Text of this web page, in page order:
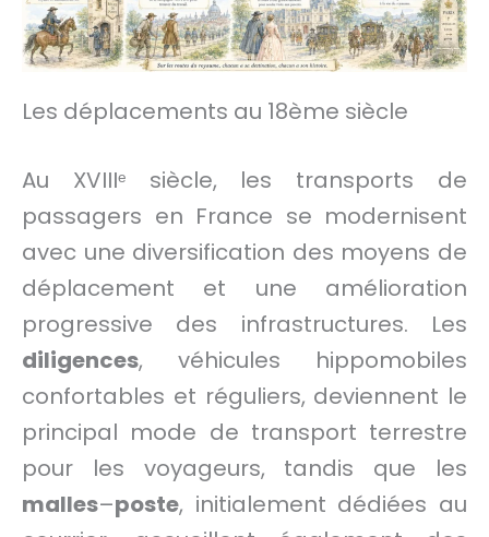
Les déplacements au 18ème siècle
Au XVIIIᵉ siècle, les transports de
passagers en France se modernisent
avec une diversification des moyens de
déplacement et une amélioration
progressive des infrastructures. Les
diligences, véhicules hippomobiles
confortables et réguliers, deviennent le
principal mode de transport terrestre
pour les voyageurs, tandis que les
malles–poste, initialement dédiées au